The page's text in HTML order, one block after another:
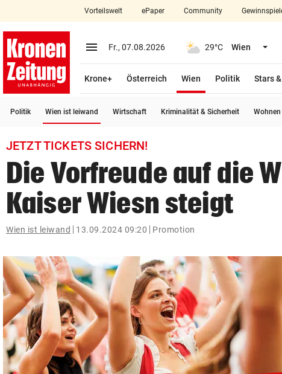
closeSchließen
Abonnieren
account_circle Anmelden
arrow_right
bookmark Merkliste
search
Suchbegriff
eingeben
© Krone Multimedia GmbH & Co KG 2026
Muthgasse 2, 1190 Wien
Vorteilswelt ePaper Community
menu Menü aufklappen
Fr., 07.08.2026 29°C Wien
Krone+ Österreich Wien
Politik
Stars
Politik Wien ist leiwand Wirtschaft Kriminalität & Sicherheit Wohnen
JETZT TICKETS SICHERN!
Die Vorfreude auf die
Kaiser Wiesn steigt
Wien ist leiwand 13.09.2024 09:20 Promotion